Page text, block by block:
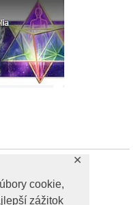
cookie,
zážitok
✕